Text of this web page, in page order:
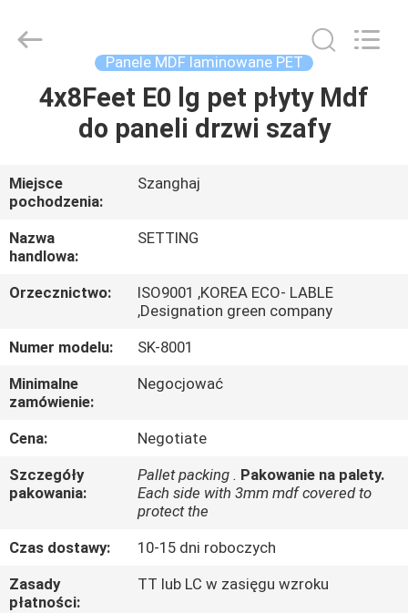
DOM
O
NAS
WYCIECZKA
PO
SIĘ
Z
AKTUALNOŚCI
Setting
Decorating
Reserved.
Panele MDF laminowane PET
4x8Feet E0 lg pet płyty Mdf
do paneli drzwi szafy
Miejsce
pochodzenia:
Szanghaj
Nazwa
handlowa:
SETTING
Orzecznictwo:
ISO9001 ,KOREA ECO- LABLE
,Designation green company
Numer modelu:
SK-8001
Minimalne
zamówienie:
Negocjować
Cena:
Negotiate
Szczegóły
pakowania:
Pallet packing . Pakowanie na palety.
Each side with 3mm mdf covered to
protect the
Czas dostawy:
10-15 dni roboczych
Zasady
płatności:
TT lub LC w zasięgu wzroku